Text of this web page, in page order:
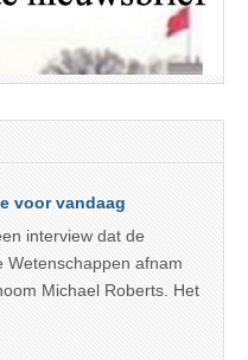
voor vandaag
interview dat de
Wetenschappen afnam
Michael Roberts. Het